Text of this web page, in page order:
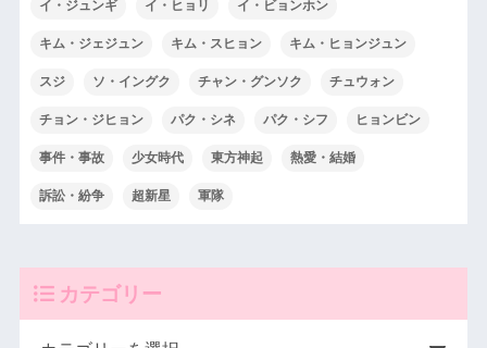
イ・ジュンギ イ・ヒョリ イ・ビョンホン
キム・ジェジュン キム・スヒョン キム・ヒョンジュン
スジ ソ・イングク チャン・グンソク チュウォン
チョン・ジヒョン パク・シネ パク・シフ ヒョンビン
事件・事故 少女時代 東方神起 熱愛・結婚
訴訟・紛争 超新星 軍隊
カテゴリー